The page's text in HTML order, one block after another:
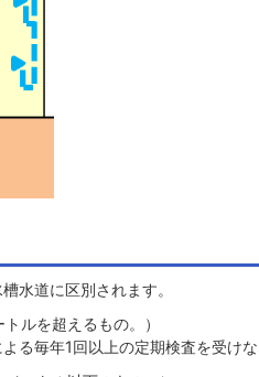
水道に区別されます。
ルを超えるもの。）
る毎年1回以上の定期検査を受けな